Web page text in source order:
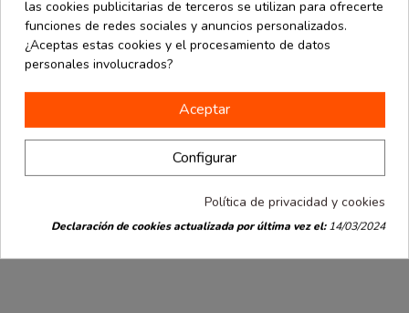
750 ml 50 uds
0.16 € / Ud.
Envase Take
Away cartón
500 ml 50 uds
6.61 €
0.13 € / Ud.
las cookies publicitarias de terceros se utilizan para ofrecerte
funciones de redes sociales y anuncios personalizados.
¿Aceptas estas cookies y el procesamiento de datos
personales involucrados?
Aceptar
Configurar
Política de privacidad y cookies
Declaración de cookies actualizada por última vez el:14/03/2024